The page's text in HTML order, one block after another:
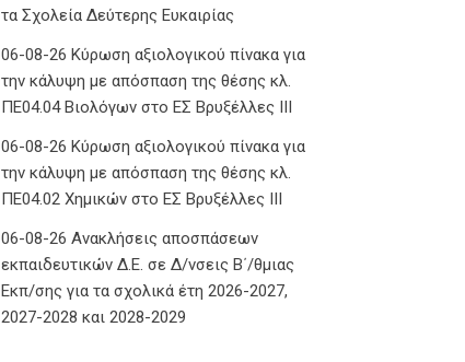
τα Σχολεία Δεύτερης Ευκαιρίας
06-08-26 Κύρωση αξιολογικού πίνακα για
την κάλυψη με απόσπαση της θέσης κλ.
ΠΕ04.04 Βιολόγων στο ΕΣ Βρυξέλλες ΙΙΙ
06-08-26 Κύρωση αξιολογικού πίνακα για
την κάλυψη με απόσπαση της θέσης κλ.
ΠΕ04.02 Χημικών στο ΕΣ Βρυξέλλες ΙΙΙ
06-08-26 Ανακλήσεις αποσπάσεων
εκπαιδευτικών Δ.Ε. σε Δ/νσεις Β΄/θμιας
Εκπ/σης για τα σχολικά έτη 2026-2027,
2027-2028 και 2028-2029